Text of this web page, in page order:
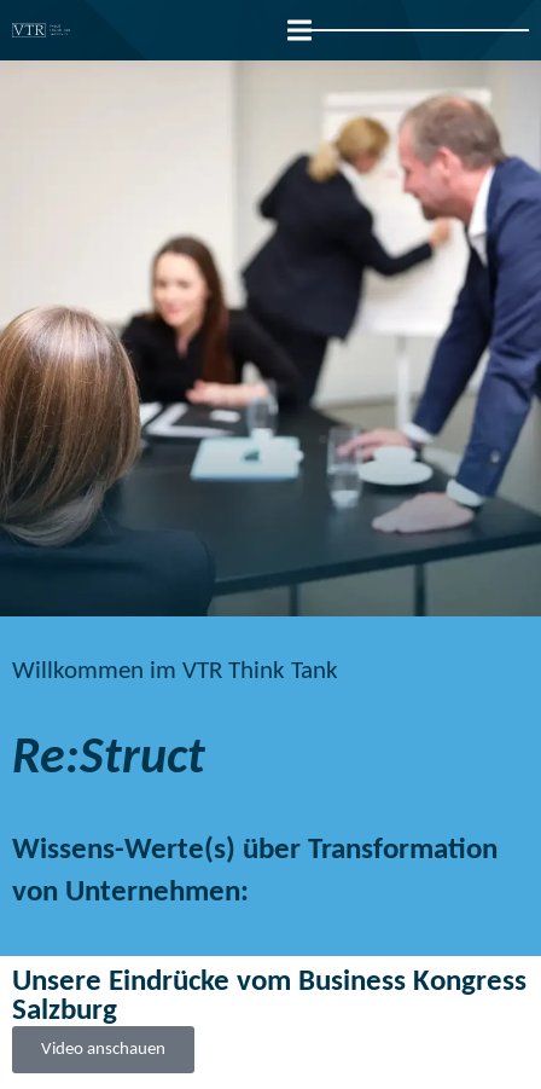
Willkommen im VTR Think Tank
Re:Struct
Wissens-Werte(s) über Transformation
von Unternehmen:
Unsere Eindrücke vom Business Kongress
Salzburg
Video anschauen